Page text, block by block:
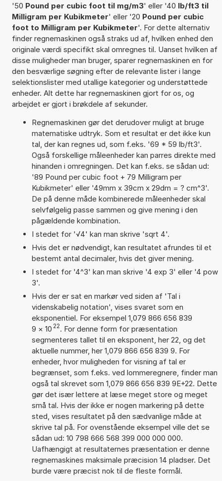
'50 Pound per cubic foot til mg/m3' eller '40 lb/ft3 til
Milligram per Kubikmeter' eller '20 Pound per cubic
foot to Milligram per Kubikmeter'. For dette alternativ
finder regnemaskinen også straks ud af, hvilken enhed den
originale værdi specifikt skal omregnes til. Uanset hvilken af
disse muligheder man bruger, sparer regnemaskinen en for
den besværlige søgning efter de relevante lister i lange
selektionslister med utallige kategorier og understøttede
enheder. Alt dette har regnemaskinen gjort for os, og
arbejdet er gjort i brøkdele af sekunder.
Regnemaskinen gør det derudover muligt at bruge
matematiske udtryk. Som et resultat er det ikke kun
tal, der kan regnes ud, som f.eks. '69 * 59 lb/ft3'.
Også forskellige måleenheder kan parres direkte med
hinanden i omregningen. Det kan f.eks. se sådan ud:
'89 Pound per cubic foot + 79 Milligram per
Kubikmeter' eller '49mm x 39cm x 29dm = ? cm^3'.
De på denne måde kombinerede måleenheder skal
selvfølgelig passe sammen og give mening i den
pågældende kombination.
I stedet for '√4' kan man skrive 'sqrt 4'.
Hvis det er nødvendigt, kan resultatet afrundes til et
bestemt antal decimaler, hvis det giver mening.
I stedet for '4^3' kan man skrive '4 exp 3' eller '4 pow
3'.
Hvis der er sat en markør ved siden af 'Tal i
videnskabelig notation', vises svaret som en
eksponentiel. For eksempel 1,079 866 656 839
9 × 10 22. For denne form for præsentation
segmenteres tallet til en eksponent, her 22, og det
aktuelle nummer, her 1,079 866 656 839 9. For
enheder, hvor muligheden for visning af tal er
begrænset, som f.eks. ved lommeregnere, finder man
også tal skrevet som 1,079 866 656 839 9E+22. Dette
gør det især lettere at læse meget store og meget
små tal. Hvis der ikke er nogen markering på dette
sted, vises resultatet på den sædvanlige måde at
skrive tal på. For ovenstående eksempel ville det se
sådan ud: 10 798 666 568 399 000 000 000.
Uafhængigt at resultaternes præsentation er denne
regnemaskines maksimale præcision 14 pladser. Det
burde være præcist nok til de fleste formål.